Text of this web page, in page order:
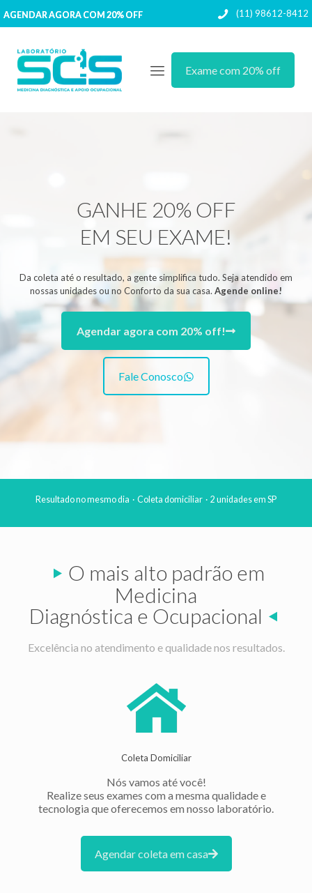
AGENDAR AGORA COM 20% OFF (11) 98612-8412
Exame com 20% off
GANHE 20% OFF
EM SEU EXAME!
Da coleta até o resultado, a gente simplifica tudo. Seja atendido em
nossas unidades ou no Conforto da sua casa. Agende online!
Agendar agora com 20% off!
Fale Conosco
Resultado no mesmo dia · Coleta domiciliar · 2 unidades em SP
O mais alto padrão em
Medicina
Diagnóstica e Ocupacional
Excelência no atendimento e qualidade nos resultados.
Coleta Domiciliar
Nós vamos até você!
Realize seus exames com a mesma qualidade e
tecnologia que oferecemos em nosso laboratório.
Agendar coleta em casa